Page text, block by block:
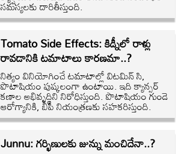
సమస్యలకు దారితీస్తుంది.
Tomato Side Effects: కిడ్నీలో రాళ్లు
రావడానికి టమాటాలు కారణమా..?
నిత్యం వినియోగించే టమాటాల్లో విటమిన్ సి,
పొటాషియం పుష్కలంగా ఉంటాయి. ఇది క్యాన్సర్
కణాల అభివృద్ధిని నిరోధిస్తుంది. పొటాషియం గుండె
ఆరోగ్యానికి, బీపీ నియంత్రణకు సహకరిస్తుంది.
Junnu: గర్భిణులకు జున్ను మంచిదేనా..?